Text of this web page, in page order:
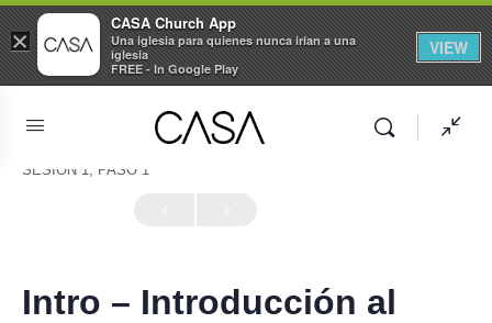
SESIÓN 1, PASO 1
Intro – Introducción al
×
CASA Church App
Una iglesia para quienes nunca irían a una
iglesia
FREE - In Google Play
VIEW